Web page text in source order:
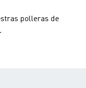
polleras de